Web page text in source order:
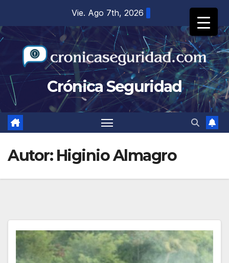
contenido
Vie. Ago 7th, 2026
Crónica Seguridad
Autor: Higinio Almagro